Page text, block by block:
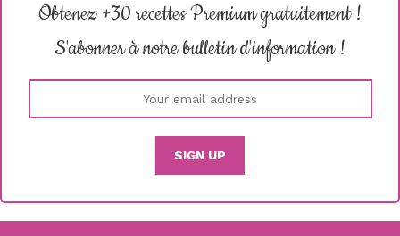
Obtenez +30 recettes Premium gratuitement !
S'abonner à notre bulletin d'information !